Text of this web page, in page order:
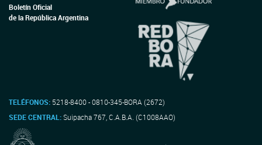
Boletín Oficial
de la República Argentina
TELÉFONOS: 5218-8400 - 0810-345-BORA (2672)
SEDE CENTRAL:Suipacha 767, C.A.B.A. (C1008AAO)